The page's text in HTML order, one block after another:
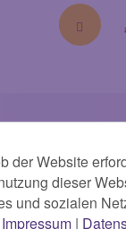
der Website
dieser
und sozialen
Impressum |